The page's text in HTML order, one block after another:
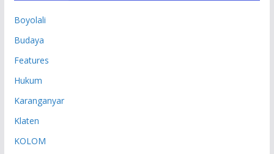
Boyolali
Budaya
Features
Hukum
Karanganyar
Klaten
KOLOM